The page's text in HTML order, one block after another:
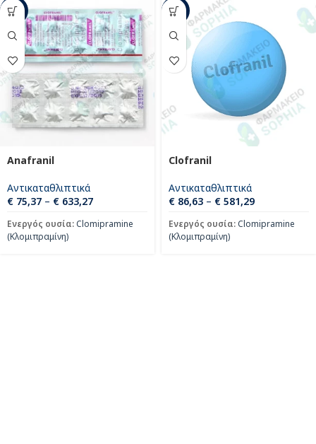
-52%
Anafranil
Αντικαταθλιπτικά
€ 75,37 – € 633,27
Ενεργός ουσία:Clomipramine
(Κλομιπραμίνη)
-44%
Clofranil
Αντικαταθλιπτικά
€ 86,63 – € 581,29
Ενεργός ουσία:Clomipramine
(Κλομιπραμίνη)